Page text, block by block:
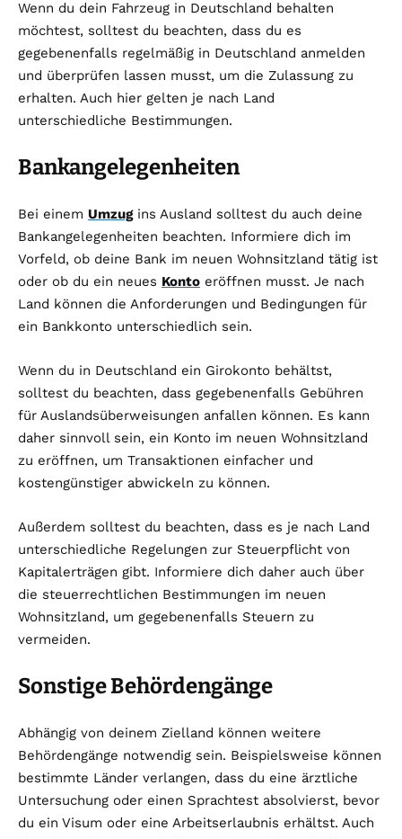
Wenn du dein Fahrzeug in Deutschland behalten
möchtest, solltest du beachten, dass du es
gegebenenfalls regelmäßig in Deutschland anmelden
und überprüfen lassen musst, um die Zulassung zu
erhalten. Auch hier gelten je nach Land
unterschiedliche Bestimmungen.
Bankangelegenheiten
Bei einem Umzugins Ausland solltest du auch deine
Bankangelegenheiten beachten. Informiere dich im
Vorfeld, ob deine Bank im neuen Wohnsitzland tätig ist
oder ob du ein neues Konto eröffnen musst. Je nach
Land können die Anforderungen und Bedingungen für
ein Bankkonto unterschiedlich sein.
Wenn du in Deutschland ein Girokonto behältst,
solltest du beachten, dass gegebenenfalls Gebühren
für Auslandsüberweisungen anfallen können. Es kann
daher sinnvoll sein, ein Konto im neuen Wohnsitzland
zu eröffnen, um Transaktionen einfacher und
kostengünstiger abwickeln zu können.
Außerdem solltest du beachten, dass es je nach Land
unterschiedliche Regelungen zur Steuerpflicht von
Kapitalerträgen gibt. Informiere dich daher auch über
die steuerrechtlichen Bestimmungen im neuen
Wohnsitzland, um gegebenenfalls Steuern zu
vermeiden.
Sonstige Behördengänge
Abhängig von deinem Zielland können weitere
Behördengänge notwendig sein. Beispielsweise können
bestimmte Länder verlangen, dass du eine ärztliche
Untersuchung oder einen Sprachtest absolvierst, bevor
du ein Visum oder eine Arbeitserlaubnis erhältst. Auch